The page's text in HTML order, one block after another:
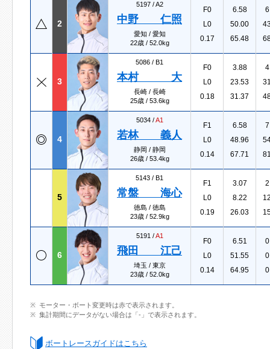
2
5197 /A2
中野 仁照
愛知 / 愛知
22歳 / 52.0kg
F0
L0
0.17
6.58
50.00
65.48
3
5086 / B1
本村 大
長崎 / 長崎
25歳 / 53.6kg
F0
L0
0.18
3.88
23.53
31.37
4
5034 /A1
若林 義人
静岡 / 静岡
26歳 / 53.4kg
F1
L0
0.14
6.58
48.96
67.71
5
5143 / B1
常盤 海心
徳島 / 徳島
23歳 / 52.9kg
F1
L0
0.19
3.07
8.22
26.03
6
5191 /A1
飛田 江己
埼玉 / 東京
23歳 / 52.0kg
F0
L0
0.14
6.51
51.55
64.95
モーター・ボート変更時は赤で表示されます。
集計期間にデータがない場合は「-」で表示されます。
ボートレースガイドはこちら